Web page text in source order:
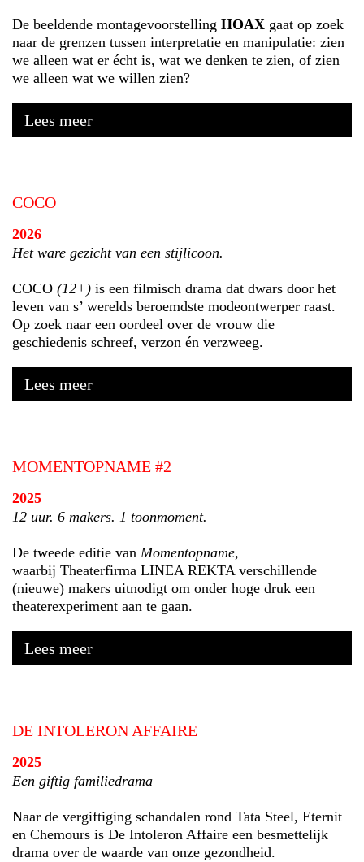
De beeldende montagevoorstelling HOAX gaat op zoek
naar de grenzen tussen interpretatie en manipulatie: zien
we alleen wat er écht is, wat we denken te zien, of zien
we alleen wat we willen zien?
Lees meer
COCO
2026
Het ware gezicht van een stijlicoon.
COCO (12+) is een filmisch drama dat dwars door het
leven van s’ werelds beroemdste modeontwerper raast.
Op zoek naar een oordeel over de vrouw die
geschiedenis schreef, verzon én verzweeg.
Lees meer
MOMENTOPNAME #2
2025
12 uur. 6 makers. 1 toonmoment.
De tweede editie van Momentopname,
waarbij Theaterfirma LINEA REKTA verschillende
(nieuwe) makers uitnodigt om onder hoge druk een
theaterexperiment aan te gaan.
Lees meer
DE INTOLERON AFFAIRE
2025
Een giftig familiedrama
Naar de vergiftiging schandalen rond Tata Steel, Eternit
en Chemours is De Intoleron Affaire een besmettelijk
drama over de waarde van onze gezondheid.